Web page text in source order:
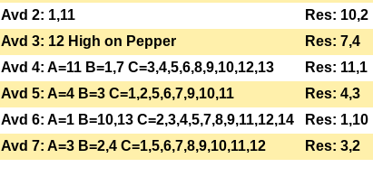
Avd 2: 1,11
Res: 10,2
Avd 3: 12 High on Pepper
Res: 7,4
Avd 4: A=11 B=1,7 C=3,4,5,6,8,9,10,12,13
Res: 11,1
Avd 5: A=4 B=3 C=1,2,5,6,7,9,10,11
Res: 4,3
Avd 6: A=1 B=10,13 C=2,3,4,5,7,8,9,11,12,14
Res: 1,10
Avd 7: A=3 B=2,4 C=1,5,6,7,8,9,10,11,12
Res: 3,2